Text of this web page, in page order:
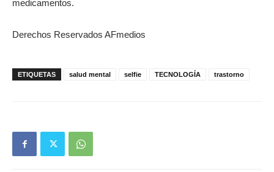
medicamentos.
Derechos Reservados AFmedios
ETIQUETAS salud mental selfie TECNOLOGÍA trastorno